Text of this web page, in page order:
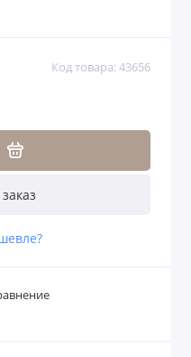
Код товара: 43656